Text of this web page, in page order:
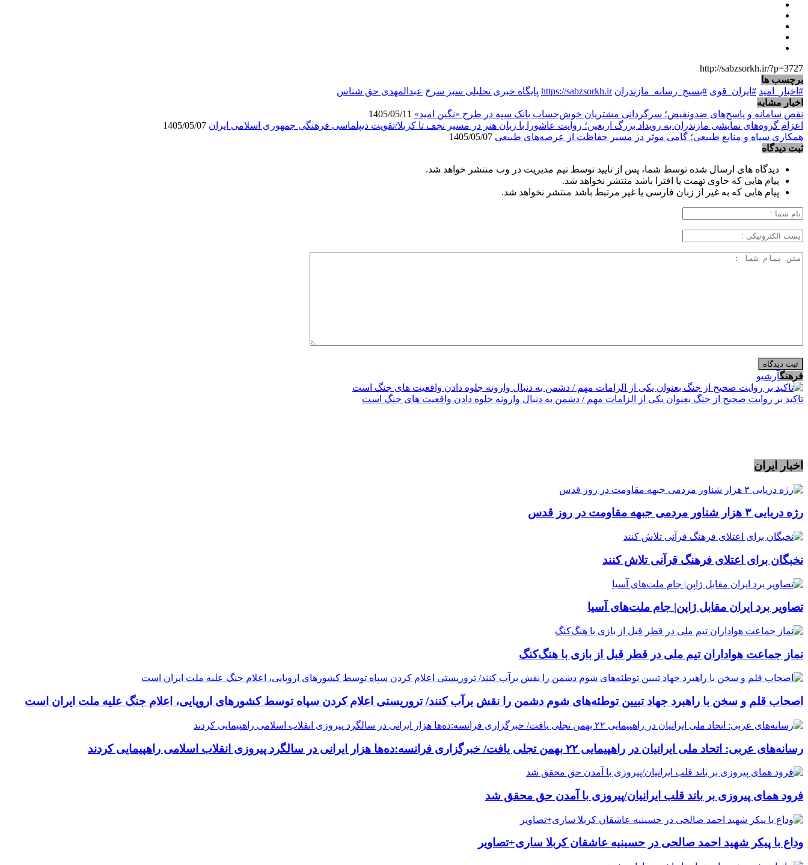
http://sabzsorkh.ir/?p=3727
برچسب ها
#اخبار_امید #ایران_قوی #بسیج_رسانه_مازندران https://sabzsorkh.ir پایگاه خبری تحلیلی سبز سرخ عبدالمهدی حق شناس
اخبار مشابه
نقص سامانه و پاسخ‌های ضدونقیض؛ سرگردانی مشتریان خوش‌حساب بانک سپه در طرح «نگین امید»
اعزام گروه‌های نمایشی مازندران به رویداد بزرگ اربعین؛ روایت عاشورا با زبان هنر در مسیر نجف تا کربلا/تقویت دیپلماسی فرهنگی جمهوری اسلامی ایران
همکاری سپاه و منابع طبیعی؛ گامی موثر در مسیر حفاظت از عرصه‌های طبیعی
ثبت دیدگاه
دیدگاه های ارسال شده توسط شما، پس از تایید توسط تیم مدیریت در وب منتشر خواهد شد.
پیام هایی که حاوی تهمت یا افترا باشد منتشر نخواهد شد.
پیام هایی که به غیر از زبان فارسی یا غیر مرتبط باشد منتشر نخواهد شد.
فرهنگآرشیو
تاکید بر روایت صحیح از جنگ بعنوان یکی از الزامات مهم / دشمن به دنبال وارونه جلوه دادن واقعیت های جنگ است
اخبار ایران
رژه دریایی ۳ هزار شناور مردمی جبهه مقاومت در روز قدس
نخبگان برای اعتلای فرهنگ قرآنی تلاش کنند
تصاویر برد ایران مقابل ژاپن| جام ملت‌های آسیا
نماز جماعت هواداران تیم ملی در قطر قبل از بازی با هنگ‌کنگ
اصحاب قلم و سخن با راهبرد جهاد تبیین توطئه‌های شوم دشمن را نقش برآب کنند/ تروریستی اعلام کردن سپاه توسط کشورهای اروپایی، اعلام جنگ علیه ملت ایران است
رسانه‌های عربی: اتحاد ملی ایرانیان در راهپیمایی ۲۲ بهمن تجلی یافت/ خبرگزاری فرانسه:ده‌ها هزار ایرانی در سالگرد پیروزی انقلاب اسلامی راهپیمایی کردند
فرود همای پیروزی بر باند قلب ایرانیان/پیروزی با آمدن حق محقق شد
وداع با پیکر شهید احمد صالحی‌ در حسینیه عاشقان کربلا ساری+تصاویر